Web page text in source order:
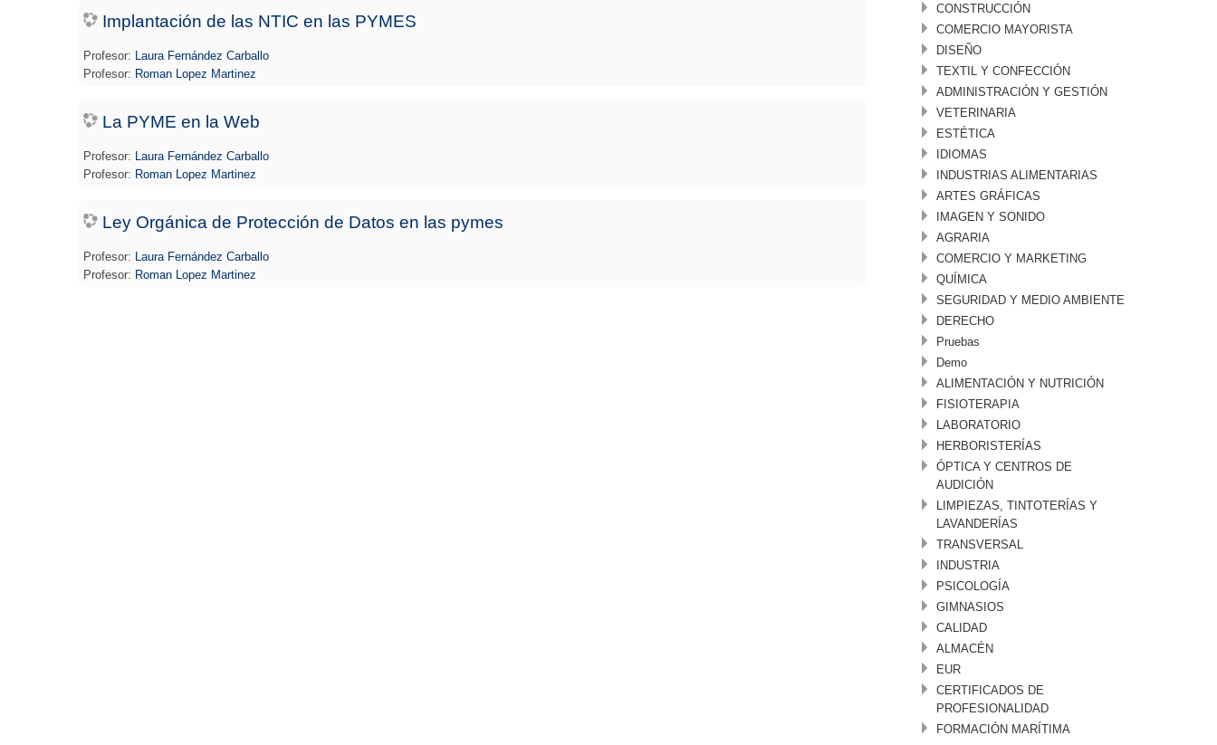
Implantación de las NTIC en las PYMES
Profesor:
Laura Fernández Carballo
Profesor: Roman Lopez Martinez
La PYME en la Web
Profesor:
Laura Fernández Carballo
Profesor: Roman Lopez Martinez
Ley Orgánica de Protección de Datos en las pymes
Profesor:
Laura Fernández Carballo
Profesor: Roman Lopez Martinez
CONSTRUCCIÓN
COMERCIO MAYORISTA
DISEÑO
TEXTIL Y CONFECCIÓN
ADMINISTRACIÓN Y GESTIÓN
VETERINARIA
ESTÉTICA
IDIOMAS
INDUSTRIAS ALIMENTARIAS
ARTES GRÁFICAS
IMAGEN Y SONIDO
AGRARIA
COMERCIO Y MARKETING
QUÍMICA
SEGURIDAD Y MEDIO AMBIENTE
DERECHO
Pruebas
Demo
ALIMENTACIÓN Y NUTRICIÓN
FISIOTERAPIA
LABORATORIO
HERBORISTERÍAS
ÓPTICA Y CENTROS DE
AUDICIÓN
LIMPIEZAS, TINTOTERÍAS Y
LAVANDERÍAS
TRANSVERSAL
INDUSTRIA
PSICOLOGÍA
GIMNASIOS
CALIDAD
ALMACÉN
EUR
CERTIFICADOS DE
PROFESIONALIDAD
FORMACIÓN MARÍTIMA